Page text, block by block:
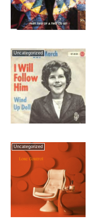
Uncategorized
Uncategorized